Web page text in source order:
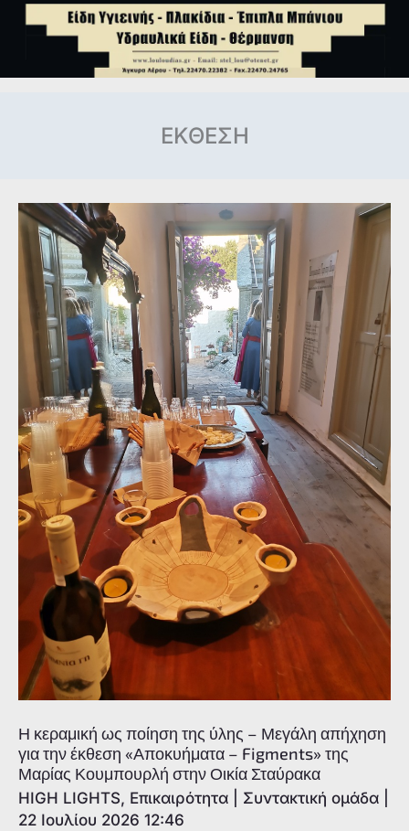
ΕΚΘΕΣΗ
Η κεραμική ως ποίηση της ύλης – Μεγάλη απήχηση
για την έκθεση «Αποκυήματα – Figments» της
Μαρίας Κουμπουρλή στην Οικία Σταύρακα
HIGH LIGHTS, Επικαιρότητα Συντακτική ομάδα
22 Ιουλίου 2026 12:46